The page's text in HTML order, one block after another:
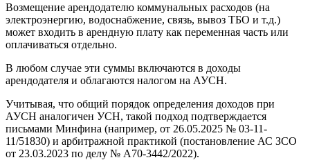
Возмещение арендодателю коммунальных расходов (на
электроэнергию, водоснабжение, связь, вывоз ТБО и т.д.)
может входить в арендную плату как переменная часть или
оплачиваться отдельно.
В любом случае эти суммы включаются в доходы
арендодателя и облагаются налогом на АУСН.
Учитывая, что общий порядок определения доходов при
АУСН аналогичен УСН, такой подход подтверждается
письмами Минфина (например, от 26.05.2025 № 03-11-
11/51830) и арбитражной практикой (постановление АС ЗСО
от 23.03.2023 по делу № А70-3442/2022).